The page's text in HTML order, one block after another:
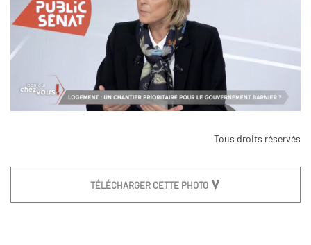
Tous droits réservés
TÉLÉCHARGER CETTE PHOTO